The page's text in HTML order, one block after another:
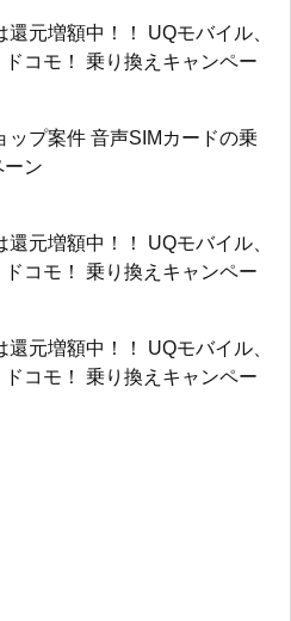
還元増額中！！ UQモバイル、
コモ！ 乗り換えキャンペー
ップ案件 音声SIMカードの乗
ーン
還元増額中！！ UQモバイル、
コモ！ 乗り換えキャンペー
還元増額中！！ UQモバイル、
コモ！ 乗り換えキャンペー